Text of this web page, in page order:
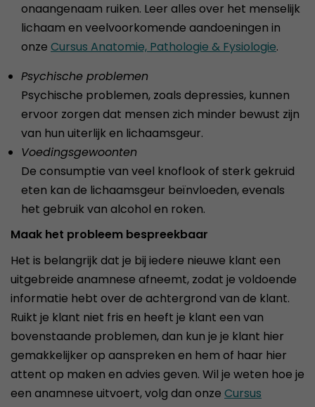
onaangenaam ruiken. Leer alles over het menselijk
lichaam en veelvoorkomende aandoeningen in
onze Cursus Anatomie, Pathologie & Fysiologie.
Psychische problemen
Psychische problemen, zoals depressies, kunnen
ervoor zorgen dat mensen zich minder bewust zijn
van hun uiterlijk en lichaamsgeur.
Voedingsgewoonten
De consumptie van veel knoflook of sterk gekruid
eten kan de lichaamsgeur beïnvloeden, evenals
het gebruik van alcohol en roken.
Maak het probleem bespreekbaar
Het is belangrijk dat je bij iedere nieuwe klant een
uitgebreide anamnese afneemt, zodat je voldoende
informatie hebt over de achtergrond van de klant.
Ruikt je klant niet fris en heeft je klant een van
bovenstaande problemen, dan kun je je klant hier
gemakkelijker op aanspreken en hem of haar hier
attent op maken en advies geven. Wil je weten hoe je
een anamnese uitvoert, volg dan onze Cursus